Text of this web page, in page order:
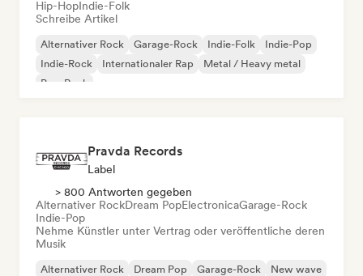
Hip-HopIndie-Folk
Schreibe Artikel
Alternativer Rock Garage-Rock Indie-Folk
Indie-Pop
Indie-Rock
Internationaler Rap
Metal / Heavy metal
Pop-Rock
Pravda Records
Label
> 800 Antworten gegeben
Alternativer RockDream PopElectronicaGarage-Rock
Indie-Pop
Nehme Künstler unter Vertrag oder veröffentliche deren
Musik
Alternativer Rock Dream Pop Garage-Rock
New wave